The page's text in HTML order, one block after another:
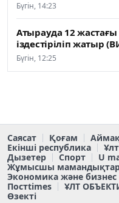
Бүгін, 14:23
Атырауда 12 жастағы
іздестіріліп жатыр
Бүгін, 12:25
Саясат Қоғам
Екінші республика
Дызетер
Спорт U
Жұмысшы
Экономика және бизнес
Постtimes
ҰЛТ
Өзекті